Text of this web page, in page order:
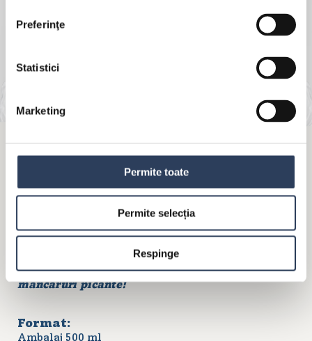
Preferinţe
Statistici
Marketing
Permite toate
Permite selecția
Respinge
MÜLLER AYRAN
gustul delicios și efectul răcoritor ce potolește
setea. Savurează-l între mese sau alături de
mâncăruri picante!
Format:
Ambalaj 500 ml